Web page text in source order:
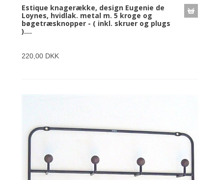
Estique knagerække, design Eugenie de
Loynes, hvidlak. metal m. 5 kroge og
bøgetræsknopper - ( inkl. skruer og plugs
)....
220,00 DKK